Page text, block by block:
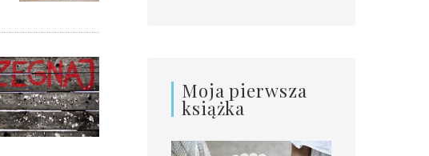
Moja pierwsza
książka